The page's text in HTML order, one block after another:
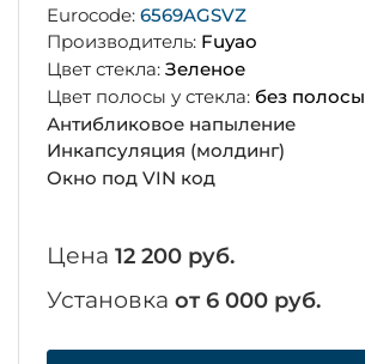
Eurocode: 6569AGSVZ
Производитель: Fuyao
Цвет стекла: Зеленое
Цвет полосы у стекла: без полосы
Антибликовое напыление
Инкапсуляция (молдинг)
Окно под VIN код
Цена 12 200 руб.
Установка от 6 000 руб.